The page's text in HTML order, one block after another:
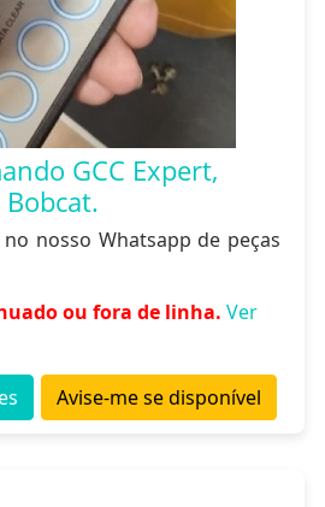
GCC Expert,
Bobcat.
nosso Whatsapp de peças
ou fora de linha. Ver
Avise-me se disponível